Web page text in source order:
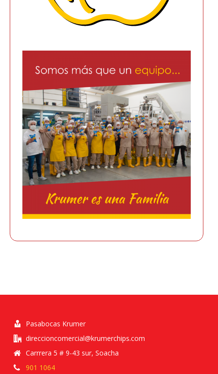
Pasabocas Krumer
direccioncomercial@krumerchips.com
Carrrera 5 # 9-43 sur, Soacha
901 1064